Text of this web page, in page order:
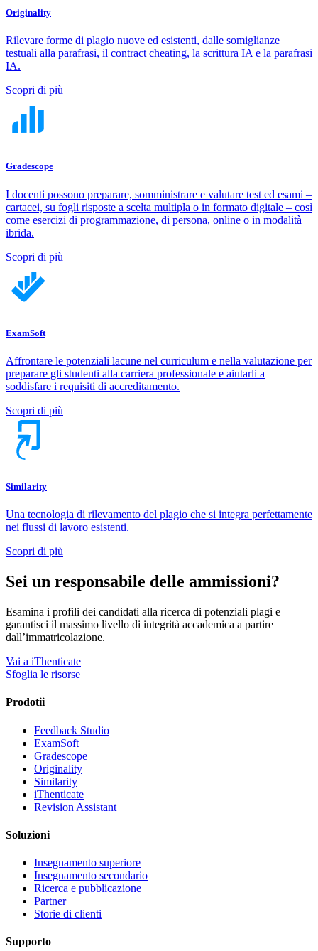
Originality
Rilevare forme di plagio nuove ed esistenti, dalle somiglianze
testuali alla parafrasi, il contract cheating, la scrittura IA e la parafrasi
IA.
Scopri di più
Gradescope
I docenti possono preparare, somministrare e valutare test ed esami –
cartacei, su fogli risposte a scelta multipla o in formato digitale – così
come esercizi di programmazione, di persona, online o in modalità
ibrida.
Scopri di più
ExamSoft
Affrontare le potenziali lacune nel curriculum e nella valutazione per
preparare gli studenti alla carriera professionale e aiutarli a
soddisfare i requisiti di accreditamento.
Scopri di più
Similarity
Una tecnologia di rilevamento del plagio che si integra perfettamente
nei flussi di lavoro esistenti.
Scopri di più
Sei un responsabile delle ammissioni?
Esamina i profili dei candidati alla ricerca di potenziali plagi e
garantisci il massimo livello di integrità accademica a partire
dall’immatricolazione.
Vai a iThenticate
Sfoglia le risorse
Prodotii
Feedback Studio
ExamSoft
Gradescope
Originality
Similarity
iThenticate
Revision Assistant
Soluzioni
Insegnamento superiore
Insegnamento secondario
Ricerca e pubblicazione
Partner
Storie di clienti
Supporto